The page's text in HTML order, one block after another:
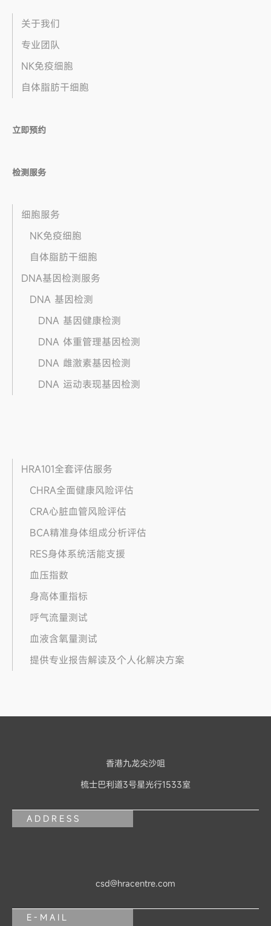
关于我们
专业团队
NK免疫细胞
自体脂肪干细胞
立即预约
检测服务
细胞服务
NK免疫细胞
自体脂肪干细胞
DNA基因检测服务
DNA 基因检测
DNA 基因健康检测
DNA 体重管理基因检测
DNA 雌激素基因检测
DNA 运动表现基因检测
HRA101全套评估服务
CHRA全面健康风险评估
CRA心脏血管风险评估
BCA精准身体组成分析评估
RES身体系统活能支援
血压指数
身高体重指标
呼气流量测试
血液含氧量测试
提供专业报告解读及个人化解决方案
香港九龙尖沙咀
梳士巴利道3号星光行1533室
ADDRESS
csd@hracentre.com
E-MAIL